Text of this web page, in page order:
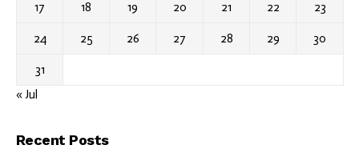
17 18 19 20 21 22 23
24 25 26 27 28 29 30
31
« Jul
Recent Posts